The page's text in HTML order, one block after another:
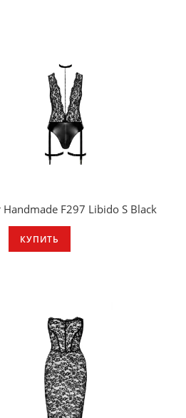
F297 Libido S Black
КУПИТЬ